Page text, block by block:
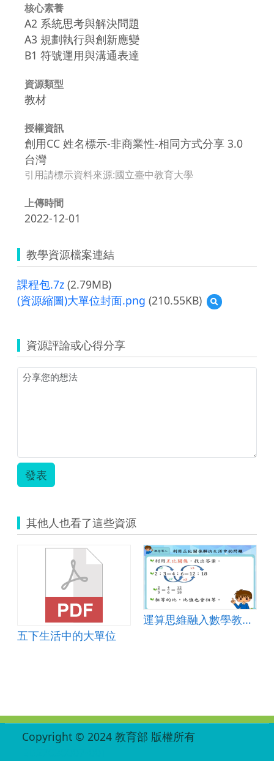
核心素養
A2 系統思考與解決問題
A3 規劃執行與創新應變
B1 符號運用與溝通表達
資源類型
教材
授權資訊
創用CC 姓名標示-非商業性-相同方式分享 3.0
台灣
引用請標示資料來源:國立臺中教育大學
上傳時間
2022-12-01
教學資源檔案連結
課程包.7z (2.79MB)
(資源縮圖)大單位封面.png (210.55KB)
預
覽
圖)
大
資源評論或心得分享
發表
其他人也看了這些資源
五下生活中的大單位
運算思維融入數學教材-正比單元
Copyright © 2024 教育部 版權所有